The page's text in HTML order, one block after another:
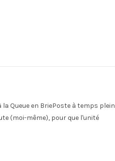
Queue en BriePoste à temps plein
(moi-même), pour que l'unité